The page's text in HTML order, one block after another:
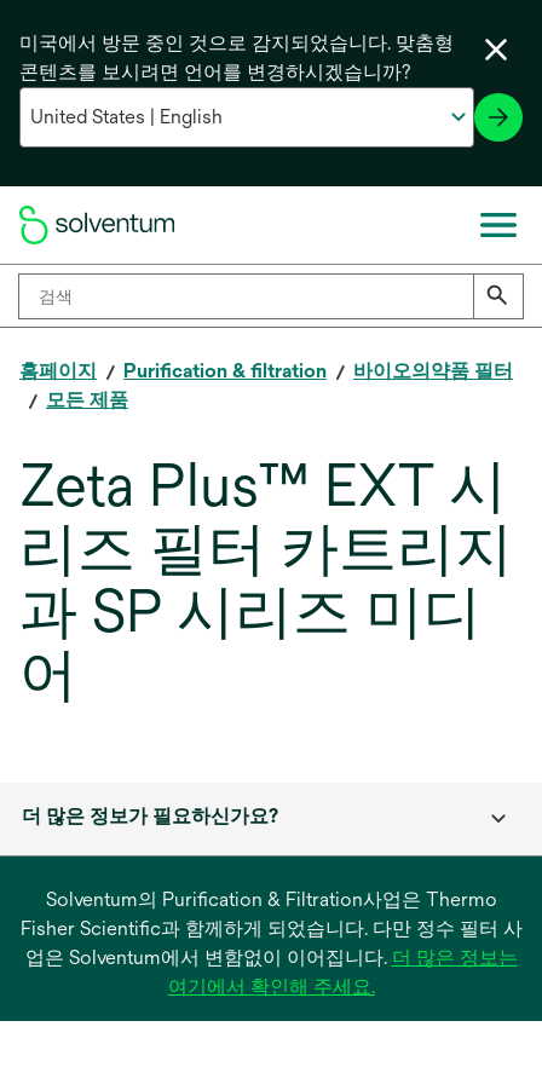
미국에서 방문 중인 것으로 감지되었습니다. 맞춤형
콘텐츠를 보시려면 언어를 변경하시겠습니까?
홈페이지 Purification & filtration
바이오의약품 필터
모든 제품
Zeta Plus™ EXT 시
리즈 필터 카트리지
과 SP 시리즈 미디
어
더 많은 정보가 필요하신가요?
Solventum의 Purification & Filtration사업은 Thermo
Fisher Scientific과 함께하게 되었습니다. 다만 정수 필터 사
업은 Solventum에서 변함없이 이어집니다. 더 많은 정보는
여기에서 확인해 주세요.새